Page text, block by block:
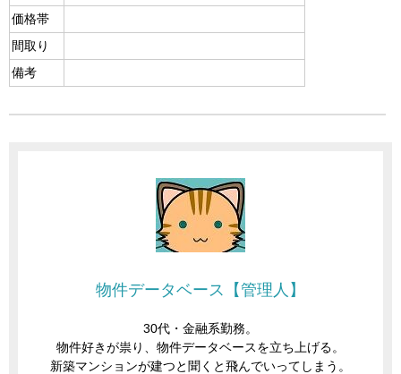
価格帯
間取り
備考
物件データベース【管理人】
30代・金融系勤務。
物件好きが祟り、物件データベースを立ち上げる。
新築マンションが建つと聞くと飛んでいってしまう。